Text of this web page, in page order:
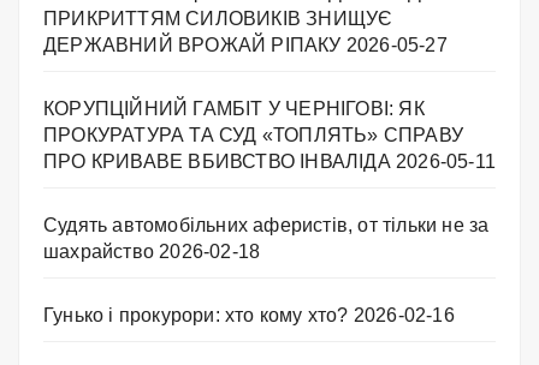
ПРИКРИТТЯМ СИЛОВИКІВ ЗНИЩУЄ
ДЕРЖАВНИЙ ВРОЖАЙ РІПАКУ ​ 2026-05-27
КОРУПЦІЙНИЙ ГАМБІТ У ЧЕРНІГОВІ: ЯК
ПРОКУРАТУРА ТА СУД «ТОПЛЯТЬ» СПРАВУ
ПРО КРИВАВЕ ВБИВСТВО ІНВАЛІДА 2026-05-11
Судять автомобільних аферистів, от тільки не за
шахрайство 2026-02-18
Гунько і прокурори: хто кому хто? 2026-02-16